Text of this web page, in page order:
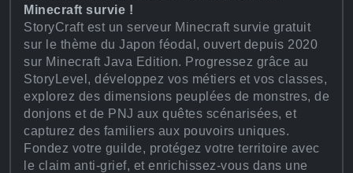
Minecraft survie !
StoryCraft est un serveur Minecraft survie gratuit
sur le thème du Japon féodal, ouvert depuis 2020
sur Minecraft Java Edition. Progressez grâce au
StoryLevel, développez vos métiers et vos classes,
explorez des dimensions peuplées de monstres, de
donjons et de PNJ aux quêtes scénarisées, et
capturez des familiers aux pouvoirs uniques.
Fondez votre guilde, protégez votre territoire avec
le claim anti-grief, et enrichissez-vous dans une